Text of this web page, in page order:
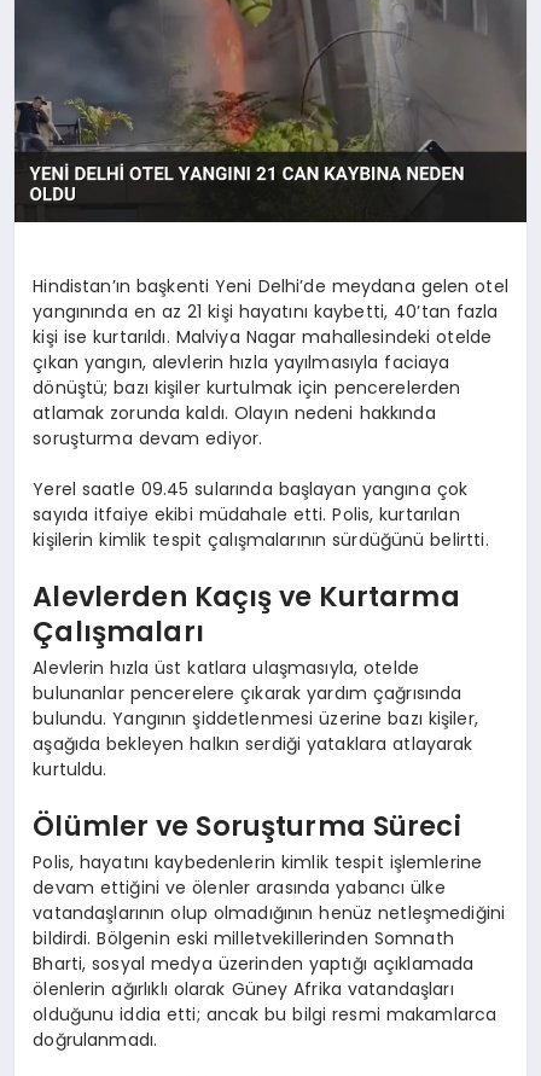
EĞITIM
Hindistan’ın başkenti Yeni Delhi’de meydana gelen otel
yangınında en az 21 kişi hayatını kaybetti, 40’tan fazla
kişi ise kurtarıldı. Malviya Nagar mahallesindeki otelde
çıkan yangın, alevlerin hızla yayılmasıyla faciaya
dönüştü; bazı kişiler kurtulmak için pencerelerden
atlamak zorunda kaldı. Olayın nedeni hakkında
soruşturma devam ediyor.
Yerel saatle 09.45 sularında başlayan yangına çok
sayıda itfaiye ekibi müdahale etti. Polis, kurtarılan
kişilerin kimlik tespit çalışmalarının sürdüğünü belirtti.
Alevlerden Kaçış ve Kurtarma
Çalışmaları
Alevlerin hızla üst katlara ulaşmasıyla, otelde
bulunanlar pencerelere çıkarak yardım çağrısında
bulundu. Yangının şiddetlenmesi üzerine bazı kişiler,
aşağıda bekleyen halkın serdiği yataklara atlayarak
kurtuldu.
Ölümler ve Soruşturma Süreci
Polis, hayatını kaybedenlerin kimlik tespit işlemlerine
devam ettiğini ve ölenler arasında yabancı ülke
vatandaşlarının olup olmadığının henüz netleşmediğini
bildirdi. Bölgenin eski milletvekillerinden Somnath
Bharti, sosyal medya üzerinden yaptığı açıklamada
ölenlerin ağırlıklı olarak Güney Afrika vatandaşları
olduğunu iddia etti; ancak bu bilgi resmi makamlarca
doğrulanmadı.